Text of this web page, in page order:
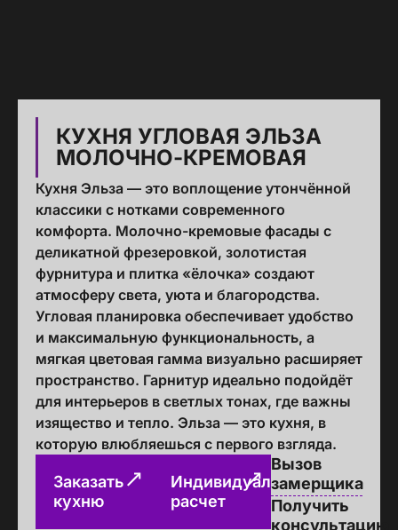
КУХНЯ УГЛОВАЯ ЭЛЬЗА
МОЛОЧНО-КРЕМОВАЯ
Кухня Эльза — это воплощение утончённой
классики с нотками современного
комфорта. Молочно-кремовые фасады с
деликатной фрезеровкой, золотистая
фурнитура и плитка «ёлочка» создают
атмосферу света, уюта и благородства.
Угловая планировка обеспечивает удобство
и максимальную функциональность, а
мягкая цветовая гамма визуально расширяет
пространство. Гарнитур идеально подойдёт
для интерьеров в светлых тонах, где важны
изящество и тепло. Эльза — это кухня, в
которую влюбляешься с первого взгляда.
Заказать
кухню
Индивидуальный
расчет
Вызов
замерщика
Получить
консультацию